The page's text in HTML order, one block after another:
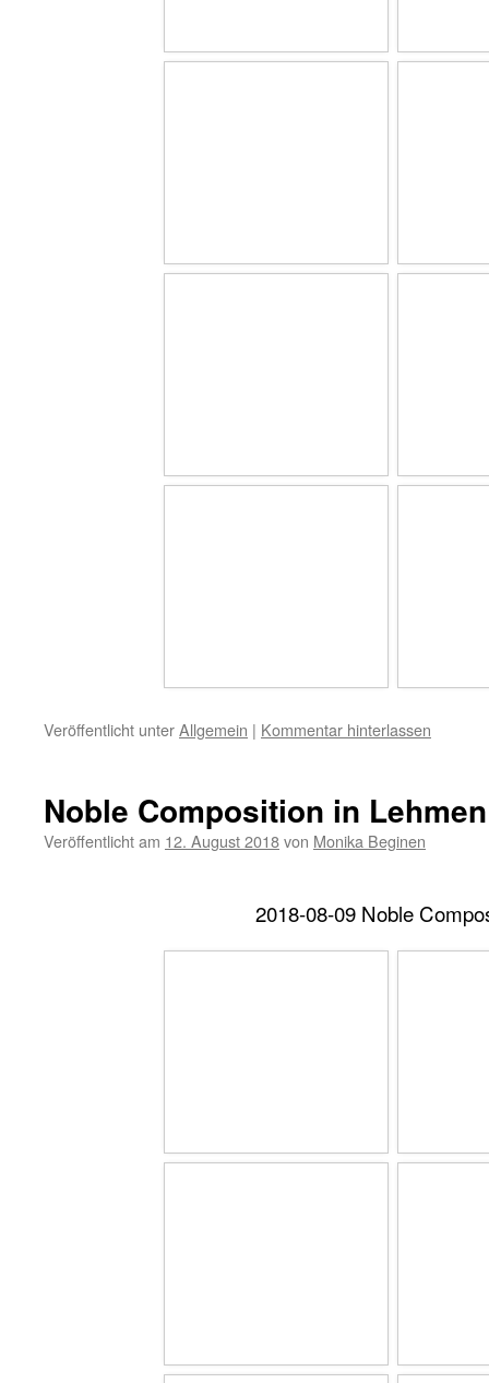
Veröffentlicht unterAllgemein | Kommentar hinterlassen
Noble Composition in
Veröffentlicht am 12. August 2018von Monika Beginen
2018-08-09 Noble